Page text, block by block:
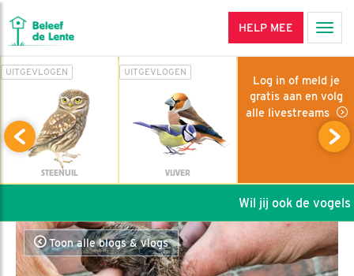
HELP MEE
UITGEVLOGEN
STEENUIL
UITGEVLOGEN
VIJVER
Log in of meld je
gratis aan en volg
alle livestreams
Wil jij ook de vogels
Toon alle blogs & vlogs